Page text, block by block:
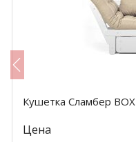
Кушетка Сламбер BOX
Цена